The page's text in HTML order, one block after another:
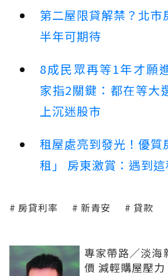
第二屋限貸解禁？北市
半年可期待
8成民眾再等1年才願
家指2關鍵：都在等大
上沉迷股市
租屋處亮到發光！優質
租」 房東激賞：遇到
房貸利率 新青安 貸款
專家帶路／淡海
價 減輕購屋壓力